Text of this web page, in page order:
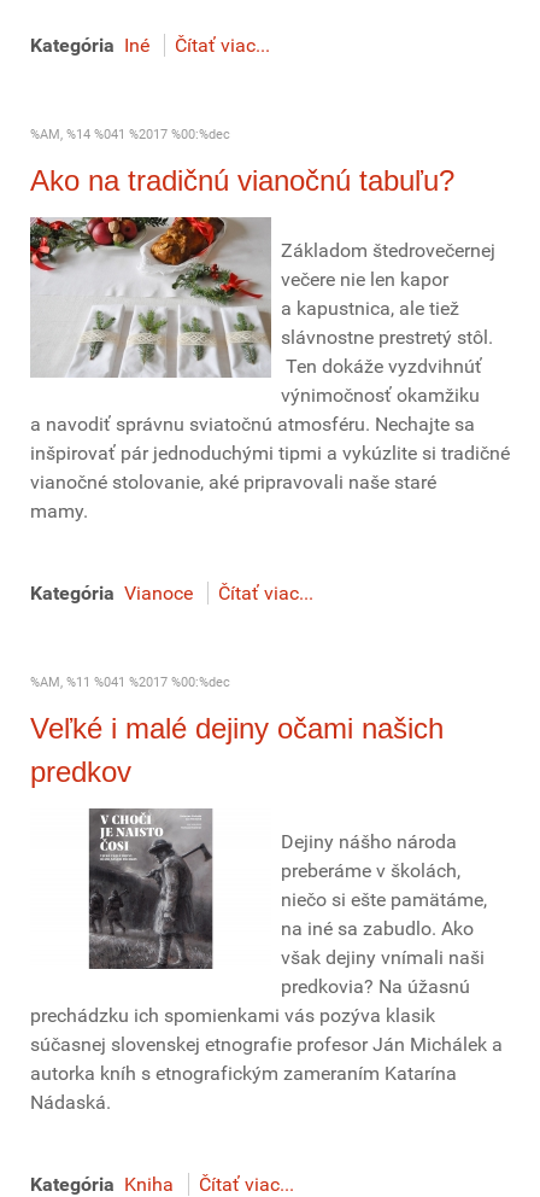
Kategória Iné Čítať viac...
%AM, %14 %041 %2017 %00:%dec
Ako na tradičnú vianočnú tabuľu?
Základom štedrovečernej
večere nie len kapor
a kapustnica, ale tiež
slávnostne prestretý stôl.
Ten dokáže vyzdvihnúť
výnimočnosť okamžiku
a navodiť správnu sviatočnú atmosféru. Nechajte sa
inšpirovať pár jednoduchými tipmi a vykúzlite si tradičné
vianočné stolovanie, aké pripravovali naše staré
mamy.
Kategória Vianoce Čítať viac...
%AM, %11 %041 %2017 %00:%dec
Veľké i malé dejiny očami našich
predkov
Dejiny nášho národa
preberáme v školách,
niečo si ešte pamätáme,
na iné sa zabudlo. Ako
však dejiny vnímali naši
predkovia? Na úžasnú
prechádzku ich spomienkami vás pozýva klasik
súčasnej slovenskej etnografie profesor Ján Michálek a
autorka kníh s etnografickým zameraním Katarína
Nádaská.
Kategória Kniha Čítať viac...